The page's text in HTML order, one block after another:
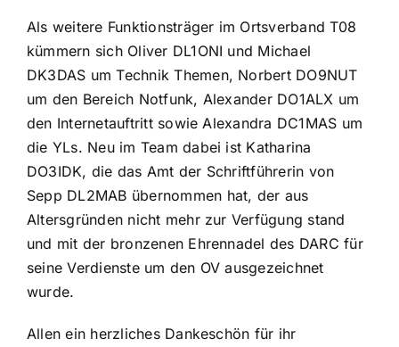
Als weitere Funktionsträger im Ortsverband T08
kümmern sich Oliver DL1ONI und Michael
DK3DAS um Technik Themen, Norbert DO9NUT
um den Bereich Notfunk, Alexander DO1ALX um
den Internetauftritt sowie Alexandra DC1MAS um
die YLs. Neu im Team dabei ist Katharina
DO3IDK, die das Amt der Schriftführerin von
Sepp DL2MAB übernommen hat, der aus
Altersgründen nicht mehr zur Verfügung stand
und mit der bronzenen Ehrennadel des DARC für
seine Verdienste um den OV ausgezeichnet
wurde.
Allen ein herzliches Dankeschön für ihr